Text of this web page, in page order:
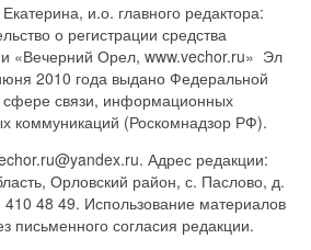
и.о. главного редактора:
о регистрации средства
«Вечерний Орел, www.vechor.ru» Эл
2010 года выдано Федеральной
сфере связи, информационных
коммуникаций (Роскомнадзор РФ).
Адрес редакции:
Орловский район, с. Паслово, д.
48 49. Использование материалов
письменного согласия редакции.